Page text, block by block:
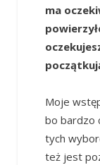
ma
Moje
bo bardzo
tych
też jest